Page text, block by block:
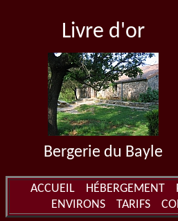
Livre d'or
Bergerie du Bayle
ACCUEIL HÉBERGEMENT
ENVIRONS
TARIFS